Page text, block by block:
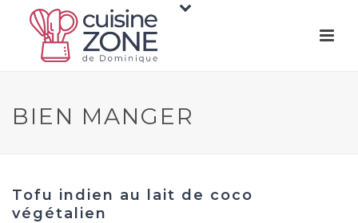
BIEN MANGER
Tofu indien au lait de coco
végétalien